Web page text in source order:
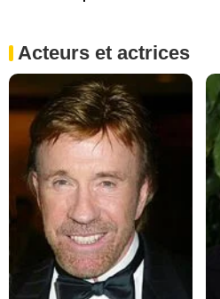
Acteurs et actrices